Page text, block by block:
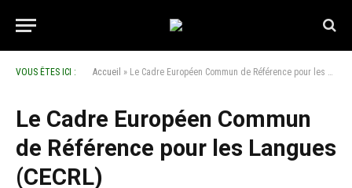
VOUS ÊTES ICI : Accueil » Le Cadre Européen Commun de Référence pour les Langues (CECRL)
Le Cadre Européen Commun
de Référence pour les Langues
(CECRL)